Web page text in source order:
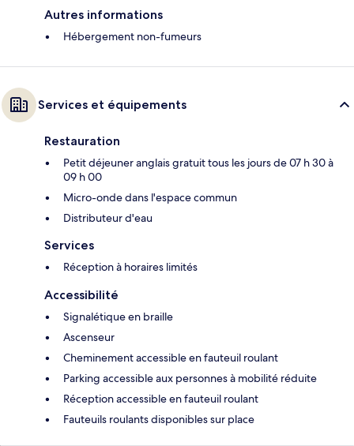
Autres informations
Hébergement non-fumeurs
Services et équipements
Restauration
Petit déjeuner anglais gratuit tous les jours de 07 h 30 à
09 h 00
Micro-onde dans l'espace commun
Distributeur d'eau
Services
Réception à horaires limités
Accessibilité
Signalétique en braille
Ascenseur
Cheminement accessible en fauteuil roulant
Parking accessible aux personnes à mobilité réduite
Réception accessible en fauteuil roulant
Fauteuils roulants disponibles sur place